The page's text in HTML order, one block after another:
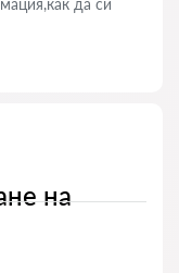
да си
на